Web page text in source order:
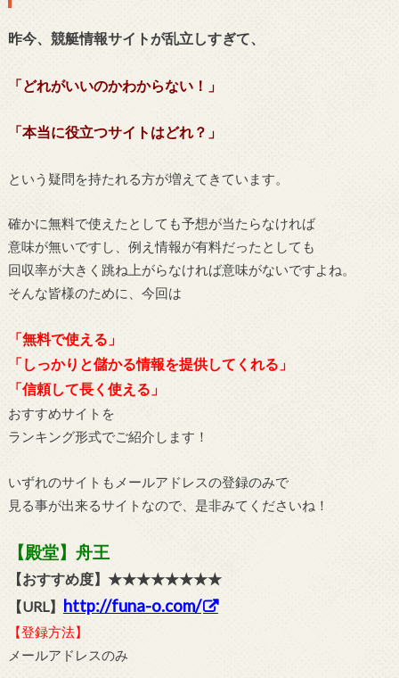
昨今、競艇情報サイトが乱立しすぎて、
「どれがいいのかわからない！」
「本当に役立つサイトはどれ？」
という疑問を持たれる方が増えてきています。
確かに無料で使えたとしても予想が当たらなければ
意味が無いですし、例え情報が有料だったとしても
回収率が大きく跳ね上がらなければ意味がないですよね。
そんな皆様のために、今回は
「無料で使える」
「しっかりと儲かる情報を提供してくれる」
「信頼して長く使える」
おすすめサイトを
ランキング形式でご紹介します！
いずれのサイトもメールアドレスの登録のみで
見る事が出来るサイトなので、是非みてくださいね！
【殿堂】舟王
【おすすめ度】★★★★★★★★
【URL】 http://funa-o.com/
【登録方法】
メールアドレスのみ